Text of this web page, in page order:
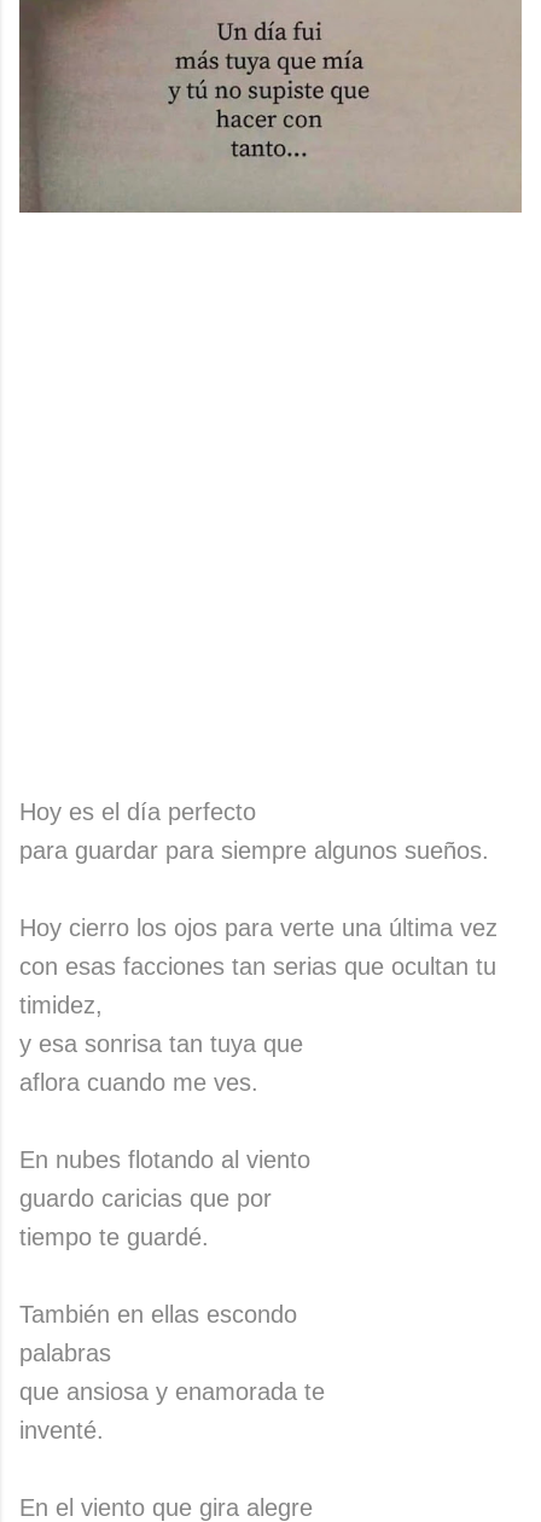
Hoy es el día perfecto
para guardar para siempre algunos sueños.
Hoy cierro los ojos para verte una última vez
con esas facciones tan serias que ocultan tu
timidez,
y esa sonrisa tan tuya que
aflora cuando me ves.
En nubes flotando al viento
guardo caricias que por
tiempo te guardé.
También en ellas escondo
palabras
que ansiosa y enamorada te
inventé.
En el viento que gira alegre